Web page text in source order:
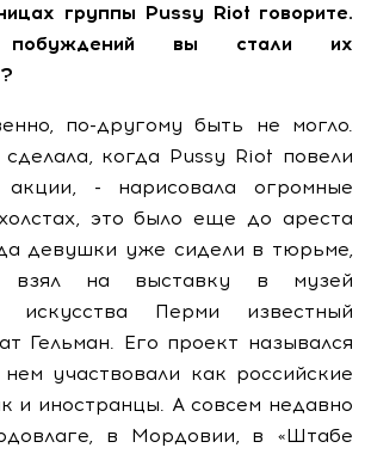
группы Pussy Riot говорите.
вы стали их
по-другому быть не могло.
когда Pussy Riot повели
- нарисовала огромные
это было еще до ареста
девушки уже сидели в тюрьме,
взял на выставку в музей
искусства Перми известный
Гельман. Его проект назывался
участвовали как российские
и иностранцы. А совсем недавно
в Мордовии, в «Штабе